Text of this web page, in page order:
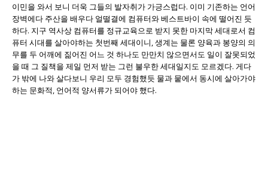
이민을 와서 보니 더욱 그들의 발자취가 가긍스럽다. 이미 기존하는 언어
장벽에다 주산을 배우다 얼떨결에 컴퓨터와 베스트바이 속에 떨어진 듯
하다. 지구 역사상 컴퓨터를 정규교육으로 받지 못한 마지막 세대로서 컴
퓨터 시대를 살아야하는 첫번째 세대이니, 생계는 물론 양육과 봉양의 의
무를 두 어깨에 짊어진 어느 것 하나도 만만치 않으면서도 일이 잘못되었
을 때 그 질책을 제일 먼저 받는 그런 불우한 세대일지도 모르겠다. 게다
가 밖에 나와 살다보니 우리 모두 경험했듯 물과 뭍에서 동시에 살아가야
하는 문화적, 언어적 양서류가 되어야 했다.